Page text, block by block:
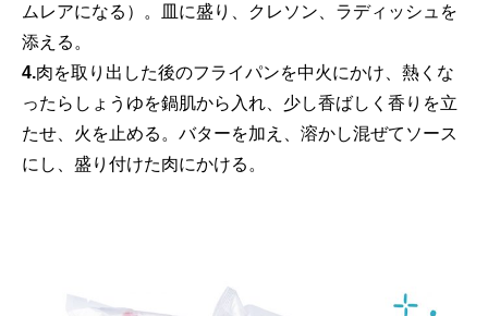
ムレアになる）。皿に盛り、クレソン、ラディッシュを
添える。
4.肉を取り出した後のフライパンを中火にかけ、熱くな
ったらしょうゆを鍋肌から入れ、少し香ばしく香りを立
たせ、火を止める。バターを加え、溶かし混ぜてソース
にし、盛り付けた肉にかける。